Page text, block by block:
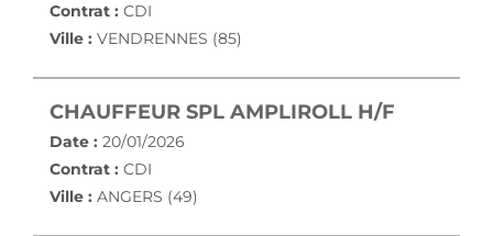
Contrat : CDI
Ville : VENDRENNES (85)
CHAUFFEUR SPL AMPLIROLL H/F
Date : 20/01/2026
Contrat : CDI
Ville : ANGERS (49)